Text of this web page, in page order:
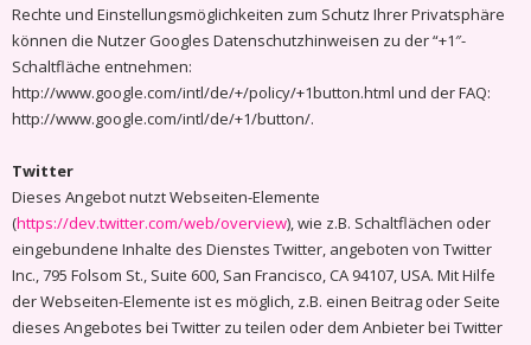
Rechte und Einstellungsmöglichkeiten zum Schutz Ihrer Privatsphäre
können die Nutzer Googles Datenschutzhinweisen zu der “+1″-
Schaltfläche entnehmen:
http://www.google.com/intl/de/+/policy/+1button.html und der FAQ:
http://www.google.com/intl/de/+1/button/.
Twitter
Dieses Angebot nutzt Webseiten-Elemente
(https://dev.twitter.com/web/overview), wie z.B. Schaltflächen oder
eingebundene Inhalte des Dienstes Twitter, angeboten von Twitter
Inc., 795 Folsom St., Suite 600, San Francisco, CA 94107, USA. Mit Hilfe
der Webseiten-Elemente ist es möglich, z.B. einen Beitrag oder Seite
dieses Angebotes bei Twitter zu teilen oder dem Anbieter bei Twitter